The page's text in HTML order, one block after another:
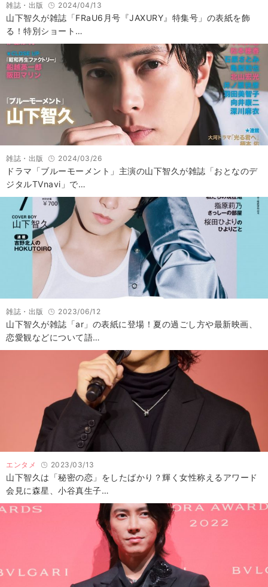
雑誌・出版 2024/04/13
山下智久が雑誌「FRaU6月号『JAXURY』特集号」の表紙を飾
る！特別ショート…
雑誌・出版 2024/03/26
ドラマ「ブルーモーメント」主演の山下智久が雑誌「おとなのデ
ジタルTVnavi」で…
雑誌・出版 2023/06/12
山下智久が雑誌「ar」の表紙に登場！夏の過ごし方や最新映画、
恋愛観などについて語…
エンタメ 2023/03/13
山下智久は「秘密の恋」をしたばかり？輝く女性称えるアワード
会見に森星、小谷真生子…